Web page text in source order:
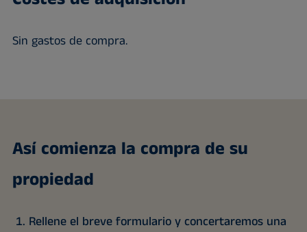
Sin gastos de compra.
Así comienza la compra de su
propiedad
Rellene el breve formulario y concertaremos una